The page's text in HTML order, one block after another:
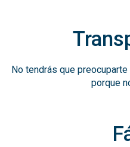
No tendrás que
porque